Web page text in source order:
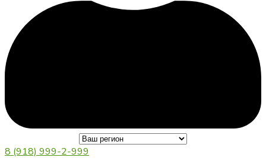
8 (918) 999-2-999